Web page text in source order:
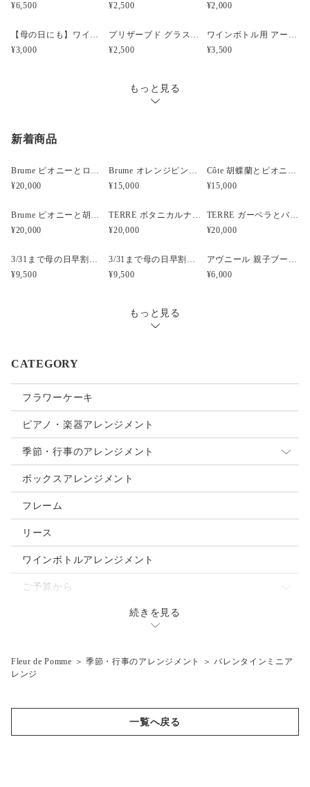
ご記入ください。（ヤマト指定時間）
指定なし・午前中（8時～12時）・14時～16時・16時～
¥6,500
¥2,500
¥2,000
【母の日にも】ワインボトル用 アーティフィシャルフラワーアレンジ ロゼ
¥3,000
プリザーブド グラスデザート ホワイトチョコ
¥2,500
ワインボトル用 アーティフィシャルフラワーアレンジ ルージュ
¥3,500
もっと見る
新着商品
Brume ピオニーとローズと胡蝶蘭のウェディングブーケ
¥20,000
Brume オレンジピンクのフープブーケ
¥15,000
Côte 胡蝶蘭とピオニーのキャスケードブーケ｜ピンク×ホワイト
¥15,000
Brume ピオニーと胡蝶蘭のウェディングブーケ
¥20,000
TERRE ボタニカルナチュラルクラッチウェディングブーケ
¥20,000
TERRE ガーベラとバンクシアのナチュラルクラッチブーケ
¥20,000
3/31まで母の日早割・5束限定 ピオニーのアーティフィシャルフラワーブーケ Merci Élégantメルシーエレガン
¥9,500
3/31まで母の日早割・5束限定 ローズのアーティフィシャルフラワーブーケ Bonheur Rosé（ボヌール・ロゼ）
¥9,500
アヴニール 親子ブーケ風ガラスボトル アーティフィシャルフラワー
¥6,000
もっと見る
CATEGORY
フラワーケーキ
ピアノ・楽器アレンジメント
季節・行事のアレンジメント
母の日
クリスマス
お正月
ご入学・ご卒業
お誕生日
ハロウィン
ボックスアレンジメント
フレーム
リース
ワインボトルアレンジメント
ご予算から
～7,000円
続きを見る
Fleur de Pomme ＞ 季節・行事のアレンジメント ＞バレンタインミニア
レンジ
一覧へ戻る